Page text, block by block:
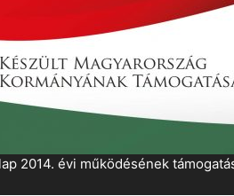
2014. évi működésének